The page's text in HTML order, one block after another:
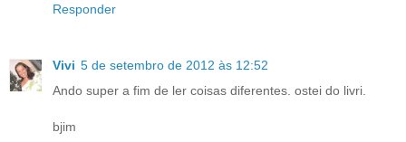
Responder
Vivi 5 de setembro de 2012 às 12:52
Ando super a fim de ler coisas diferentes. ostei do livri.
bjim